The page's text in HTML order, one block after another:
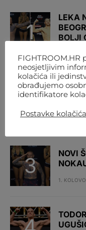
LEKA
BOLJI
1.
NOGU
1.
NOVI
1.
FIGHTROOM.HR
neosjetljivim
kolačića ili
obrađujemo
identifikatore
Postavke kolačića